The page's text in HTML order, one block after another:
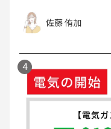
佐藤 侑加